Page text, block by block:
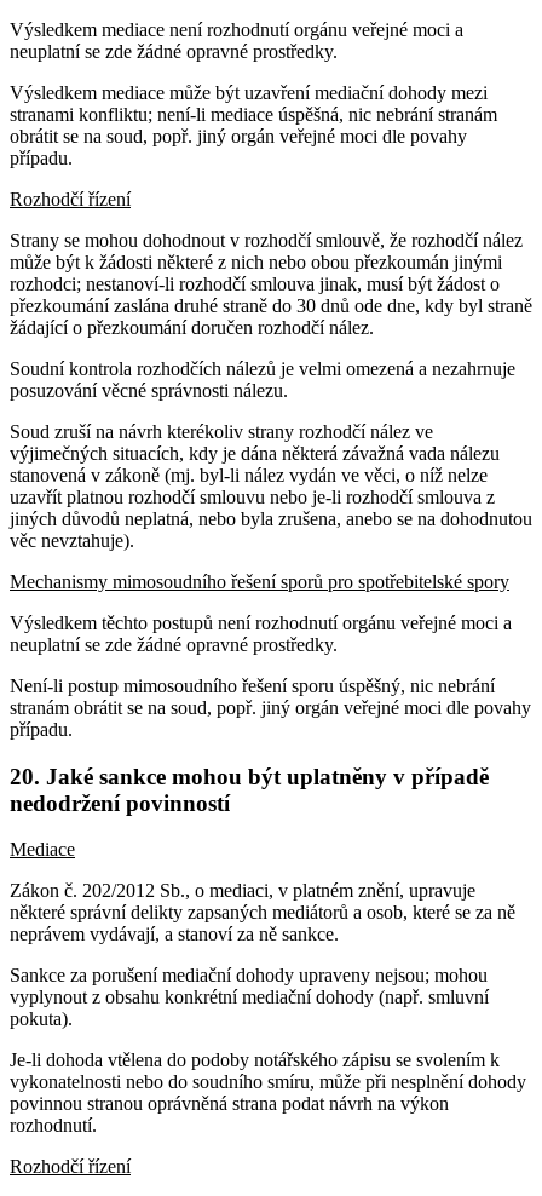
Výsledkem mediace není rozhodnutí orgánu veřejné moci a
neuplatní se zde žádné opravné prostředky.
Výsledkem mediace může být uzavření mediační dohody mezi
stranami konfliktu; není-li mediace úspěšná, nic nebrání stranám
obrátit se na soud, popř. jiný orgán veřejné moci dle povahy
případu.
Rozhodčí řízení
Strany se mohou dohodnout v rozhodčí smlouvě, že rozhodčí nález
může být k žádosti některé z nich nebo obou přezkoumán jinými
rozhodci; nestanoví-li rozhodčí smlouva jinak, musí být žádost o
přezkoumání zaslána druhé straně do 30 dnů ode dne, kdy byl straně
žádající o přezkoumání doručen rozhodčí nález.
Soudní kontrola rozhodčích nálezů je velmi omezená a nezahrnuje
posuzování věcné správnosti nálezu.
Soud zruší na návrh kterékoliv strany rozhodčí nález ve
výjimečných situacích, kdy je dána některá závažná vada nálezu
stanovená v zákoně (mj. byl-li nález vydán ve věci, o níž nelze
uzavřít platnou rozhodčí smlouvu nebo je-li rozhodčí smlouva z
jiných důvodů neplatná, nebo byla zrušena, anebo se na dohodnutou
věc nevztahuje).
Mechanismy mimosoudního řešení sporů pro spotřebitelské spory
Výsledkem těchto postupů není rozhodnutí orgánu veřejné moci a
neuplatní se zde žádné opravné prostředky.
Není-li postup mimosoudního řešení sporu úspěšný, nic nebrání
stranám obrátit se na soud, popř. jiný orgán veřejné moci dle povahy
případu.
20. Jaké sankce mohou být uplatněny v případě
nedodržení povinností
Mediace
Zákon č. 202/2012 Sb., o mediaci, v platném znění, upravuje
některé správní delikty zapsaných mediátorů a osob, které se za ně
neprávem vydávají, a stanoví za ně sankce.
Sankce za porušení mediační dohody upraveny nejsou; mohou
vyplynout z obsahu konkrétní mediační dohody (např. smluvní
pokuta).
Je-li dohoda vtělena do podoby notářského zápisu se svolením k
vykonatelnosti nebo do soudního smíru, může při nesplnění dohody
povinnou stranou oprávněná strana podat návrh na výkon
rozhodnutí.
Rozhodčí řízení